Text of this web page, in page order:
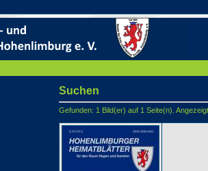
Suchen
Gefunden: 1 Bild(er) auf 1 Seite(n).